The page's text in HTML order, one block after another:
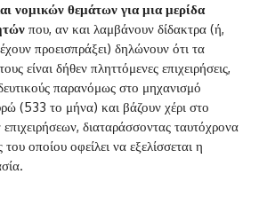
νομικών θεμάτων για μια μερίδα
που, αν και λαμβάνουν δίδακτρα (ή,
προεισπράξει) δηλώνουν ότι τα
είναι δήθεν πληττόμενες επιχειρήσεις,
παρανόμως στο μηχανισμό
(533 το μήνα) και βάζουν χέρι στο
διαταράσσοντας ταυτόχρονα
οποίου οφείλει να εξελίσσεται η